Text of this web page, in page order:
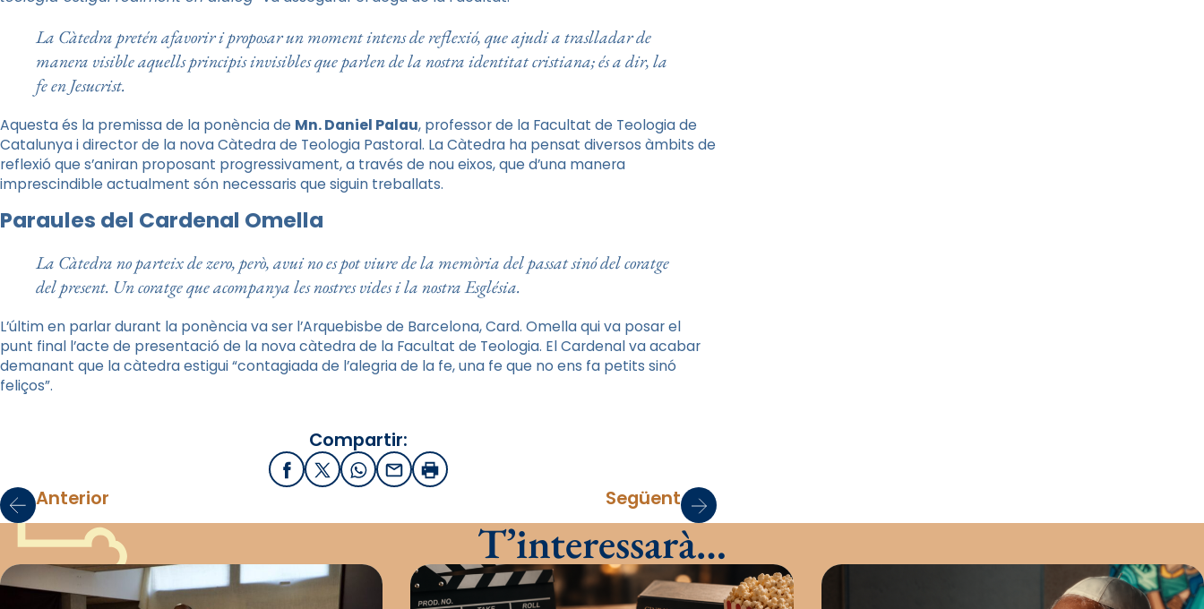
La Càtedra pretén afavorir i proposar un moment intens de reflexió, que ajudi a traslladar de
manera visible aquells principis invisibles que parlen de la nostra identitat cristiana; és a dir, la
fe en Jesucrist.
Aquesta és la premissa de la ponència de Mn. Daniel Palau, professor de la Facultat de Teologia de
Catalunya i director de la nova Càtedra de Teologia Pastoral. La Càtedra ha pensat diversos àmbits de
reflexió que s’aniran proposant progressivament, a través de nou eixos, que d’una manera
imprescindible actualment són necessaris que siguin treballats.
Paraules del Cardenal Omella
La Càtedra no parteix de zero, però, avui no es pot viure de la memòria del passat sinó del coratge
del present. Un coratge que acompanya les nostres vides i la nostra Església.
L’últim en parlar durant la ponència va ser l’Arquebisbe de Barcelona, Card. Omella qui va posar el
punt final l’acte de presentació de la nova càtedra de la Facultat de Teologia. El Cardenal va acabar
demanant que la càtedra estigui “contagiada de l’alegria de la fe, una fe que no ens fa petits sinó
feliços”.
Compartir:
FacebookX / Twitter
WhatsApp
EmailImprimir
Anterior Següent
T’interessarà…